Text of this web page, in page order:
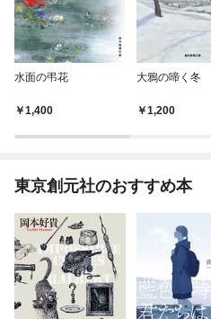
水面の弔花
1,400
大鴉の啼く冬
1,200
東京創元社のおすすめ本